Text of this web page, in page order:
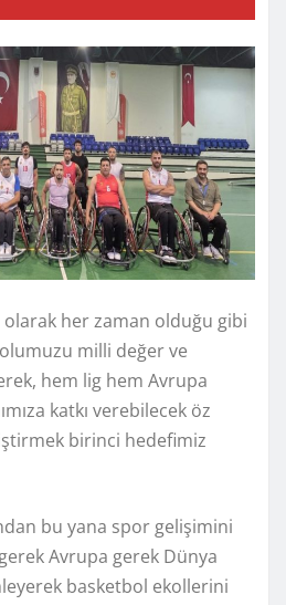
olarak her zaman olduğu gibi
milli değer ve
hem lig hem Avrupa
katkı verebilecek öz
birinci hedefimiz
bu yana spor gelişimini
Avrupa gerek Dünya
basketbol ekollerini